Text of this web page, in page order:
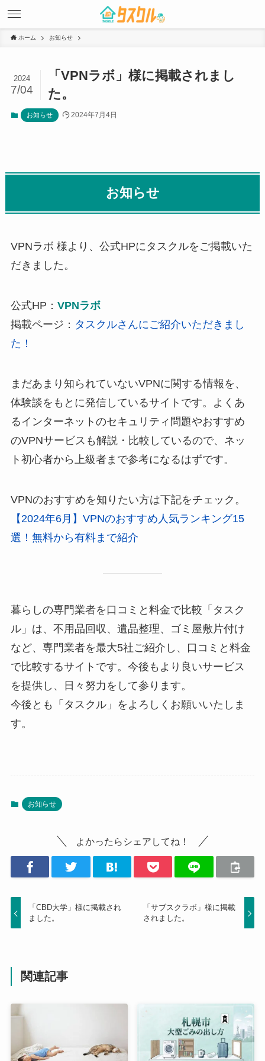
ホーム お知らせ
「VPNラボ」様に掲載されまし
た。
2024
7/04
お知らせ 2024年7月4日
お知らせ
VPNラボ 様より、公式HPにタスクルをご掲載いた
だきました。
公式HP： VPNラボ
掲載ページ： タスクルさんにご紹介いただきまし
た！
まだあまり知られていないVPNに関する情報を、
体験談をもとに発信しているサイトです。よくあ
るインターネットのセキュリティ問題やおすすめ
のVPNサービスも解説・比較しているので、ネッ
ト初心者から上級者まで参考になるはずです。
VPNのおすすめを知りたい方は下記をチェック。
【2024年6月】VPNのおすすめ人気ランキング15
選！無料から有料まで紹介
暮らしの専門業者を口コミと料金で比較「タスク
ル」は、不用品回収、遺品整理、ゴミ屋敷片付け
など、専門業者を最大5社ご紹介し、口コミと料金
で比較するサイトです。今後もより良いサービス
を提供し、日々努力をして参ります。
今後とも「タスクル」をよろしくお願いいたしま
す。
お知らせ
よかったらシェアしてね！
「CBD大学」様に掲載され
ました。
「サブスクラボ」様に掲載
されました。
関連記事